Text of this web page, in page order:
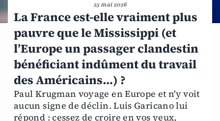
25 mai 2026
La France est-elle vraiment plus
pauvre que le Mississippi (et
l’Europe un passager clandestin
bénéficiant indûment du travail
des Américains…) ?
Paul Krugman voyage en Europe et n'y voit
aucun signe de déclin. Luis Garicano lui
répond : cessez de croire en vos yeux,